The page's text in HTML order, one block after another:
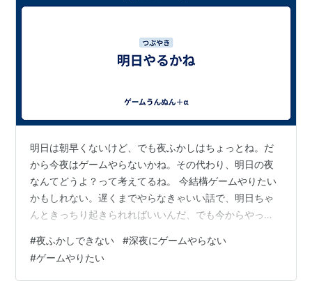
明日は朝早くないけど、でも夜ふかしはちょっとね。だ
から今夜はゲームやらないかね。その代わり、明日の夜
なんてどうよ？って考えてるね。 今結構ゲームやりたい
かもしれない。遅くまでやらなきゃいい話で、明日ちゃ
んときっちり起きられればいいんだ、でも今からやった
でやっぱりやらねえ。 明日の用事、全て片付いたらやり
ますかね。んだね。そうします。
#夜ふかしできない #深夜にゲームやらない
#ゲームやりたい